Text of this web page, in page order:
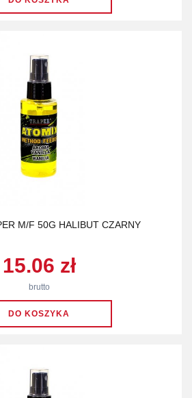
M/F 50G HALIBUT CZARNY
15.06 zł
brutto